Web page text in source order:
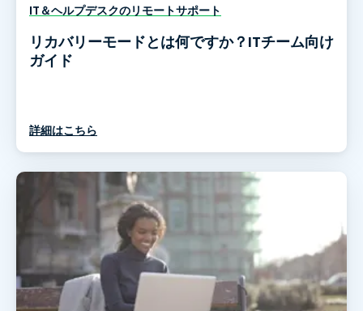
IT＆ヘルプデスクのリモートサポート
リカバリーモードとは何ですか？ITチーム向け
ガイド
詳細はこちら